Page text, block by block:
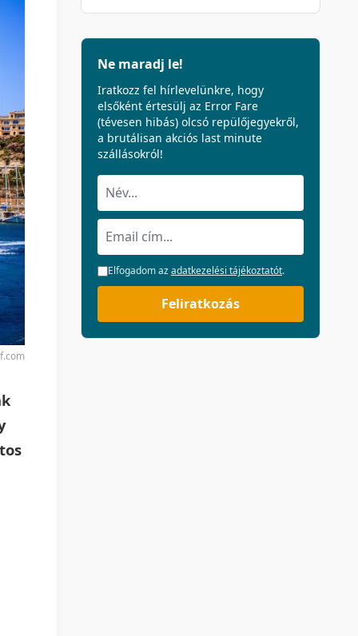
Ne maradj le!
Iratkozz fel hírlevelünkre, hogy
elsőként értesülj az Error Fare
(tévesen hibás) olcsó repülőjegyekről,
a brutálisan akciós last minute
szállásokról!
Elfogadom azadatkezelési tájékoztatót.
Feliratkozás